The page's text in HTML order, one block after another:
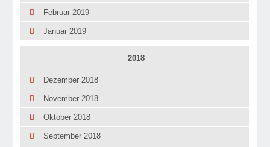
Februar 2019
Januar 2019
2018
Dezember 2018
November 2018
Oktober 2018
September 2018